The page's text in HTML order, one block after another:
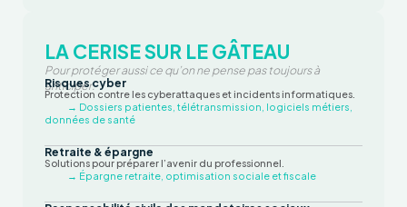
LA CERISE SUR LE GÂTEAU
Pour protéger aussi ce qu’on ne pense pas toujours à
anticiper.
Risques cyber
Protection contre les cyberattaques et incidents informatiques.
→ Dossiers patientes, télétransmission, logiciels métiers,
données de santé
Retraite & épargne
Solutions pour préparer l’avenir du professionnel.
→ Épargne retraite, optimisation sociale et fiscale